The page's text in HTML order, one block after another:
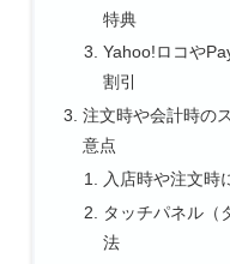
特典
Yahoo!ロコや
割引
注文時や会計時の
意点
入店時や注文時
タッチパネル（
法